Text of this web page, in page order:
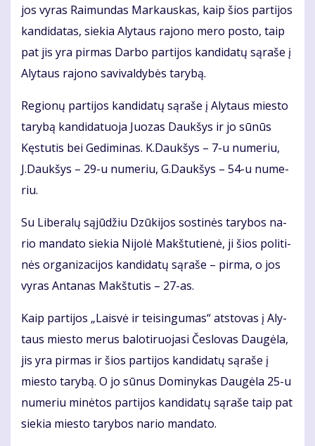
jos vy­ras Rai­mun­das Mar­kaus­kas, kaip šios par­ti­jos
kan­di­da­tas, sie­kia Aly­taus ra­jo­no me­ro pos­to, taip
pat jis yra pir­mas Dar­bo par­ti­jos kan­di­da­tų są­ra­še į
Aly­taus ra­jo­no sa­vi­val­dy­bės ta­ry­bą.
Re­gio­nų par­ti­jos kan­di­da­tų są­ra­še į Aly­taus mies­to
ta­ry­bą kan­di­da­tuo­ja Juo­zas Dauk­šys ir jo sū­nūs
Kęs­tu­tis bei Ge­di­mi­nas. K.Dauk­šys – 7-u nu­me­riu,
J.Dauk­šys – 29-u nu­me­riu, G.Dauk­šys – 54-u nu­me­
riu.
Su Li­be­ra­lų są­jū­džiu Dzū­ki­jos sos­ti­nės ta­ry­bos na­
rio man­da­to sie­kia Ni­jo­lė Makš­tu­tie­nė, ji šios po­li­ti­
nės or­ga­ni­za­ci­jos kan­di­da­tų są­ra­še – pir­ma, o jos
vy­ras An­ta­nas Makš­tu­tis – 27-as.
Kaip par­ti­jos „Lais­vė ir tei­sin­gu­mas“ at­sto­vas į Aly­
taus mies­to me­rus ba­lo­ti­ruo­ja­si Čes­lo­vas Dau­gė­la,
jis yra pir­mas ir šios par­ti­jos kan­di­da­tų są­ra­še į
mies­to ta­ry­bą. O jo sū­nus Do­mi­ny­kas Dau­gė­la 25-u
nu­me­riu mi­nė­tos par­ti­jos kan­di­da­tų są­ra­še taip pat
sie­kia mies­to ta­ry­bos na­rio man­da­to.